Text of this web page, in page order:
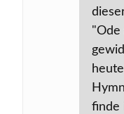
"Ode
finde